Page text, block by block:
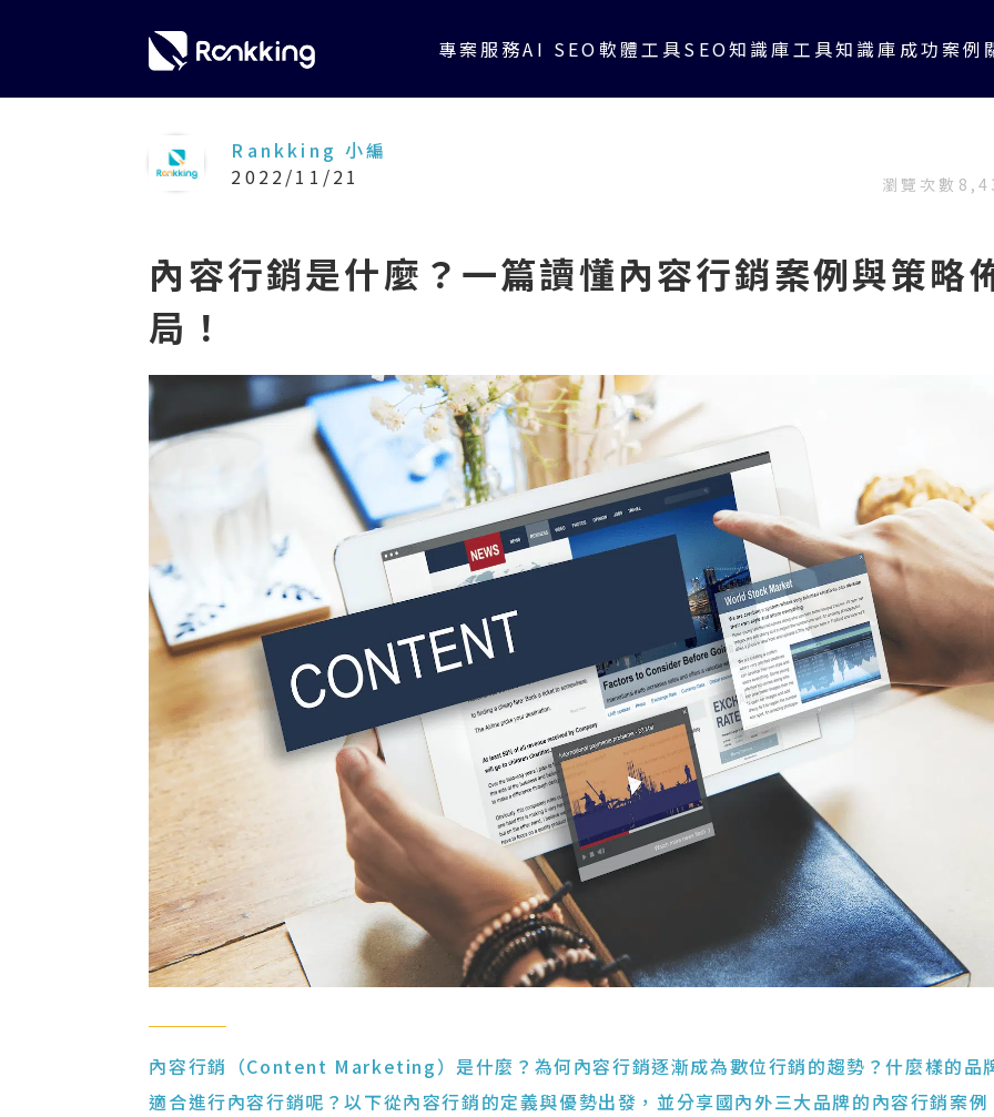
專案服務AI SEO軟體工具SEO知識庫工具知識庫 成功案例
Rankking 小編
2022/11/21
瀏覽次數
內容行銷是什麼？一篇讀懂內容行銷案例與策略
局！
內容行銷（Content Marketing）是什麼？為何內容行銷逐漸成為數位行銷的趨勢？什麼樣的品
適合進行內容行銷呢？以下從內容行銷的定義與優勢出發，並分享國內外三大品牌的內容行銷案例